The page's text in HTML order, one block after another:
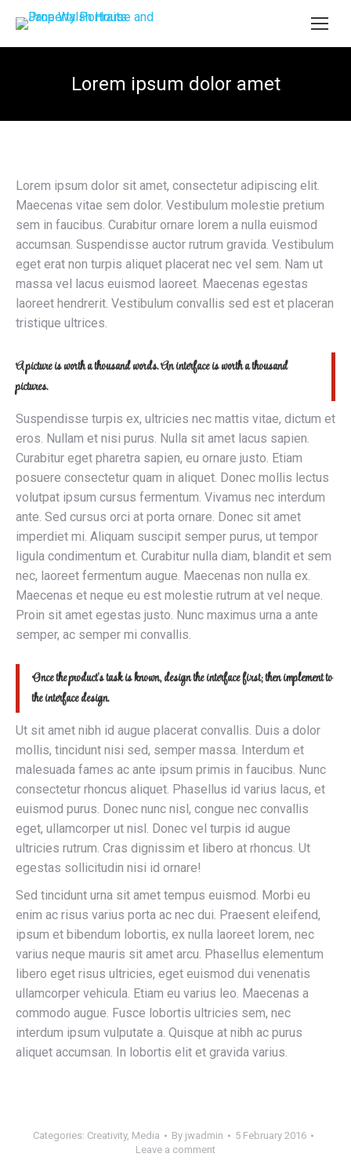
Lorem ipsum dolor amet
Lorem ipsum dolor sit amet, consectetur adipiscing elit.
Maecenas vitae sem dolor. Vestibulum molestie pretium
sem in faucibus. Curabitur ornare lorem a nulla euismod
accumsan. Suspendisse auctor rutrum gravida. Vestibulum
eget erat non turpis aliquet placerat nec vel sem. Nam ut
massa vel lacus euismod laoreet. Maecenas egestas
laoreet hendrerit. Vestibulum convallis sed est et placeran
tristique ultrices.
A picture is worth a thousand words. An interface is worth a thousand
pictures.
Suspendisse turpis ex, ultricies nec mattis vitae, dictum et
eros. Nullam et nisi purus. Nulla sit amet lacus sapien.
Curabitur eget pharetra sapien, eu ornare justo. Etiam
posuere consectetur quam in aliquet. Donec mollis lectus
volutpat ipsum cursus fermentum. Vivamus nec interdum
ante. Sed cursus orci at porta ornare. Donec sit amet
imperdiet mi. Aliquam suscipit semper purus, ut tempor
ligula condimentum et. Curabitur nulla diam, blandit et sem
nec, laoreet fermentum augue. Maecenas non nulla ex.
Maecenas et neque eu est molestie rutrum at vel neque.
Proin sit amet egestas justo. Nunc maximus urna a ante
semper, ac semper mi convallis.
Once the product’s task is known, design the interface first; then implement to
the interface design.
Ut sit amet nibh id augue placerat convallis. Duis a dolor
mollis, tincidunt nisi sed, semper massa. Interdum et
malesuada fames ac ante ipsum primis in faucibus. Nunc
consectetur rhoncus aliquet. Phasellus id varius lacus, et
euismod purus. Donec nunc nisl, congue nec convallis
eget, ullamcorper ut nisl. Donec vel turpis id augue
ultricies rutrum. Cras dignissim et libero at rhoncus. Ut
egestas sollicitudin nisi id ornare!
Sed tincidunt urna sit amet tempus euismod. Morbi eu
enim ac risus varius porta ac nec dui. Praesent eleifend,
ipsum et bibendum lobortis, ex nulla laoreet lorem, nec
varius neque mauris sit amet arcu. Phasellus elementum
libero eget risus ultricies, eget euismod dui venenatis
ullamcorper vehicula. Etiam eu varius leo. Maecenas a
commodo augue. Fusce lobortis ultricies sem, nec
interdum ipsum vulputate a. Quisque at nibh ac purus
aliquet accumsan. In lobortis elit et gravida varius.
Categories: Creativity, Media By jwadmin
5 February 2016
Leave a comment